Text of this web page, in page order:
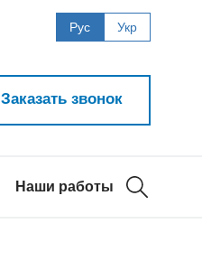
Рус Укр
Заказать звонок
Наши работы